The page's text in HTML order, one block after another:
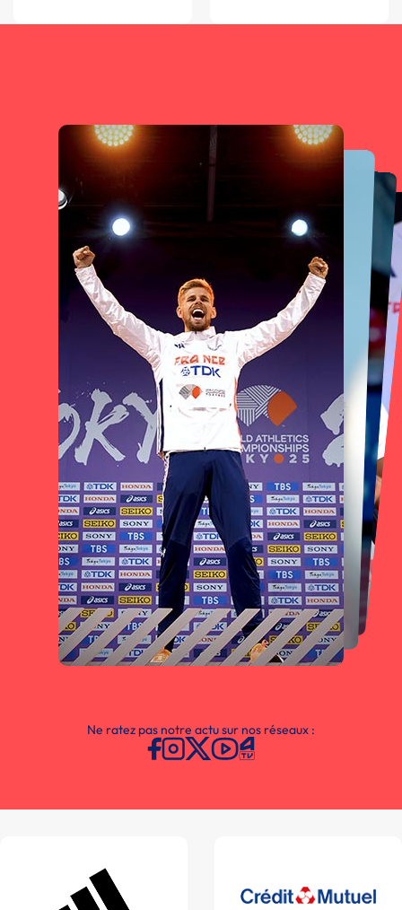
Ne ratez pas notre actu sur nos réseaux :